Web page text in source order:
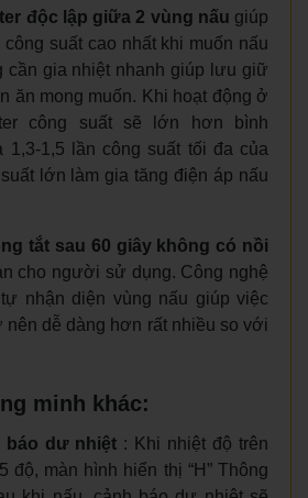
độc lập giữa 2 vùng nấu giúp
suất cao nhất khi muốn nấu
cần gia nhiệt nhanh giúp lưu giữ
ăn mong muốn. Khi hoạt động ở
công suất sẽ lớn hơn bình
1,5 lần công suất tối đa của
lớn làm gia tăng điện áp nấu
tắt sau 60 giây không có nồi
cho người sử dụng. Công nghệ
nhận diện vùng nấu giúp việc
nên dễ dàng hơn rất nhiều so với
minh khác:
báo dư nhiệt : Khi nhiệt độ trên
độ, màn hình hiển thị “H” Thông